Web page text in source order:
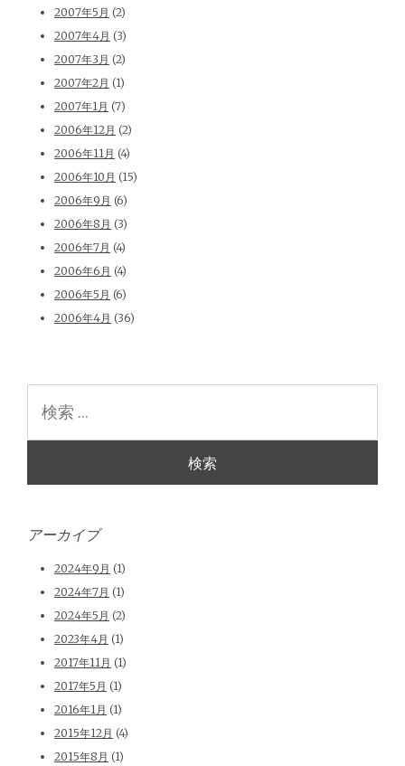
2007年5月 (2)
2007年4月 (3)
2007年3月 (2)
2007年2月 (1)
2007年1月 (7)
2006年12月 (2)
2006年11月 (4)
2006年10月 (15)
2006年9月 (6)
2006年8月 (3)
2006年7月 (4)
2006年6月 (4)
2006年5月 (6)
2006年4月 (36)
アーカイブ
2024年9月 (1)
2024年7月 (1)
2024年5月 (2)
2023年4月 (1)
2017年11月 (1)
2017年5月 (1)
2016年1月 (1)
2015年12月 (4)
2015年8月 (1)